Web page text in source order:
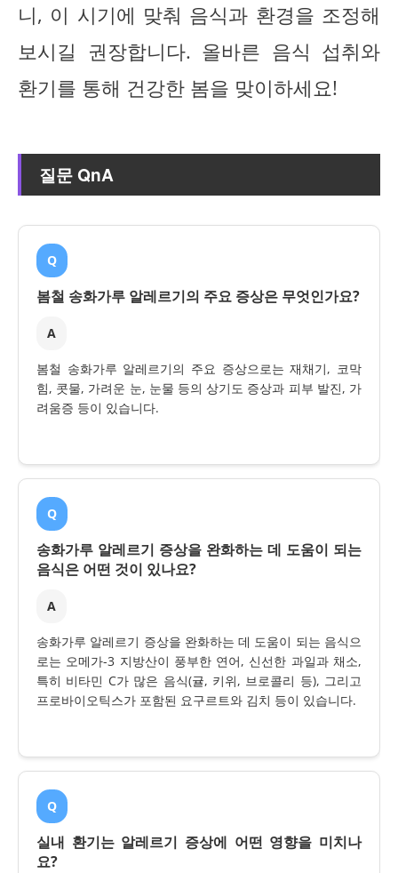
니, 이 시기에 맞춰 음식과 환경을 조정해
보시길 권장합니다. 올바른 음식 섭취와
환기를 통해 건강한 봄을 맞이하세요!
질문 QnA
Q
봄철 송화가루 알레르기의 주요 증상은 무엇인가요?
A
봄철 송화가루 알레르기의 주요 증상으로는 재채기, 코막
힘, 콧물, 가려운 눈, 눈물 등의 상기도 증상과 피부 발진, 가
려움증 등이 있습니다.
Q
송화가루 알레르기 증상을 완화하는 데 도움이 되는
음식은 어떤 것이 있나요?
A
송화가루 알레르기 증상을 완화하는 데 도움이 되는 음식으
로는 오메가-3 지방산이 풍부한 연어, 신선한 과일과 채소,
특히 비타민 C가 많은 음식(귤, 키위, 브로콜리 등), 그리고
프로바이오틱스가 포함된 요구르트와 김치 등이 있습니다.
Q
실내 환기는 알레르기 증상에 어떤 영향을 미치나
요?